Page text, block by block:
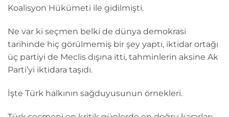
Koalisyon Hükümeti ile gidilmişti.
Ne var ki seçmen belki de dünya demokrasi
tarihinde hiç görülmemiş bir şey yaptı, iktidar ortağı
üç partiyi de Meclis dışına itti, tahminlerin aksine Ak
Parti’yi iktidara taşıdı.
İşte Türk halkının sağduyusunun örnekleri.